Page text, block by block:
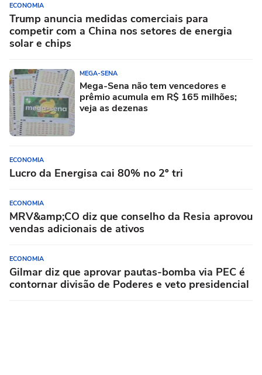
ECONOMIA
Trump anuncia medidas comerciais para
competir com a China nos setores de energia
solar e chips
MEGA-SENA
Mega-Sena não tem vencedores e
prêmio acumula em R$ 165 milhões;
veja as dezenas
ECONOMIA
Lucro da Energisa cai 80% no 2º tri
ECONOMIA
MRV&amp;CO diz que conselho da Resia aprovou
vendas adicionais de ativos
ECONOMIA
Gilmar diz que aprovar pautas-bomba via PEC é
contornar divisão de Poderes e veto presidencial